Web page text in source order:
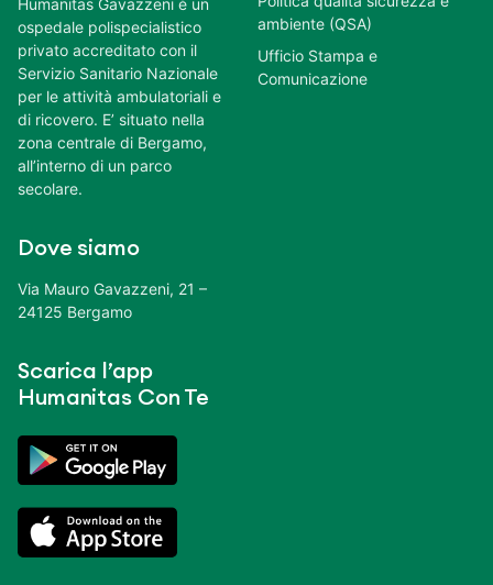
ospedale polispecialistico
privato accreditato con il
Servizio Sanitario Nazionale
per le attività ambulatoriali e
di ricovero. E’ situato nella
zona centrale di Bergamo,
all’interno di un parco
secolare.
Dove siamo
Via Mauro Gavazzeni, 21 –
24125 Bergamo
Scarica l’app
Humanitas Con Te
ambiente (QSA)
Ufficio Stampa e
Comunicazione